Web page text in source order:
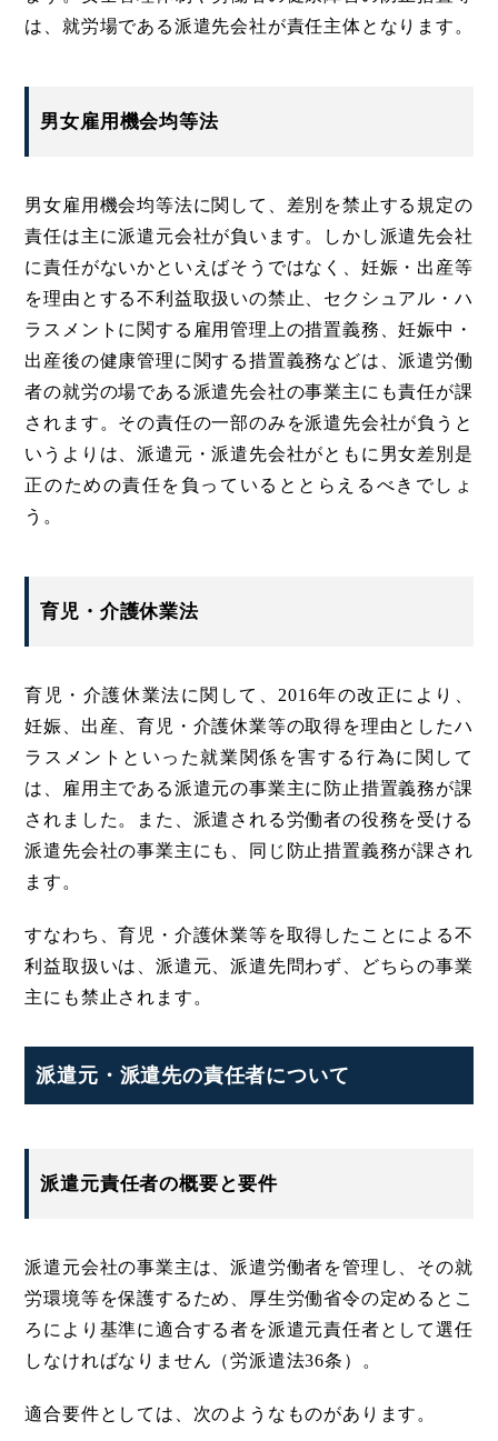
は、就労場である派遣先会社が責任主体となります。
男女雇用機会均等法
男女雇用機会均等法に関して、差別を禁止する規定の
責任は主に派遣元会社が負います。しかし派遣先会社
に責任がないかといえばそうではなく、妊娠・出産等
を理由とする不利益取扱いの禁止、セクシュアル・ハ
ラスメントに関する雇用管理上の措置義務、妊娠中・
出産後の健康管理に関する措置義務などは、派遣労働
者の就労の場である派遣先会社の事業主にも責任が課
されます。その責任の一部のみを派遣先会社が負うと
いうよりは、派遣元・派遣先会社がともに男女差別是
正のための責任を負っているととらえるべきでしょ
う。
育児・介護休業法
育児・介護休業法に関して、2016年の改正により、
妊娠、出産、育児・介護休業等の取得を理由としたハ
ラスメントといった就業関係を害する行為に関して
は、雇用主である派遣元の事業主に防止措置義務が課
されました。また、派遣される労働者の役務を受ける
派遣先会社の事業主にも、同じ防止措置義務が課され
ます。
すなわち、育児・介護休業等を取得したことによる不
利益取扱いは、派遣元、派遣先問わず、どちらの事業
主にも禁止されます。
派遣元・派遣先の責任者について
派遣元責任者の概要と要件
派遣元会社の事業主は、派遣労働者を管理し、その就
労環境等を保護するため、厚生労働省令の定めるとこ
ろにより基準に適合する者を派遣元責任者として選任
しなければなりません（労派遣法36条）。
適合要件としては、次のようなものがあります。